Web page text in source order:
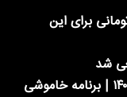
۲ میلیون و ۹۸۵ هزار تومانی برای این
شد
جدول قطعی برق مشهد روز شنبه ۱۷ مرداد ۱۴۰۵ | برنامه خاموشی